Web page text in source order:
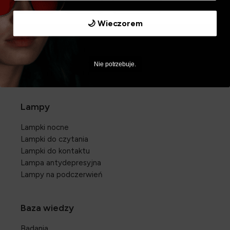
Akceptuj
Żarówki
Czerwone żarówki
Pomarańczowe żarówki
Żarówki Full Spectrum
Lampy
Lampki nocne
Lampki do czytania
Lampki do kontaktu
Lampa antydepresyjna
Lampy na podczerwień
Baza wiedzy
🌙 Wieczorem
Nie potrzebuje.